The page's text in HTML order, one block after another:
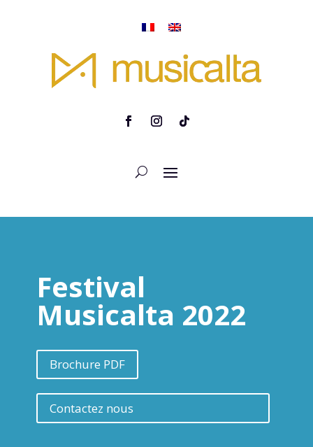
Festival
Musicalta 2022
Brochure PDF
Contactez nous